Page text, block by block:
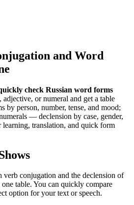
and Word
check Russian word forms
adjective, or numeral and get a table
person, number, tense, and mood;
— declension by case, gender,
learning, translation, and quick form
verb conjugation and the declension of
table. You can quickly compare
option for your text or speech.